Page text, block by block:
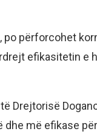
po përforcohet
efikasitetin e
Drejtorisë
dhe më efikase